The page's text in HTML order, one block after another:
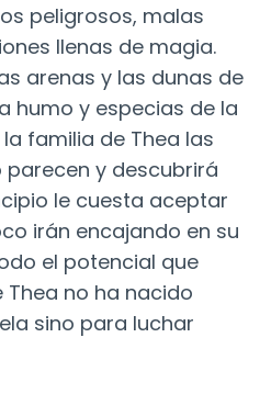
peligrosos, malas
llenas de magia.
arenas y las dunas de
humo y especias de la
familia de Thea las
y descubrirá
le cuesta aceptar
irán encajando en su
el potencial que
no ha nacido
sino para luchar